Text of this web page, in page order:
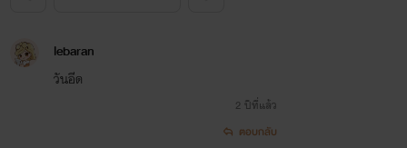
lebaran
วันอีด
2 ปีที่แล้ว
ตอบกลับ